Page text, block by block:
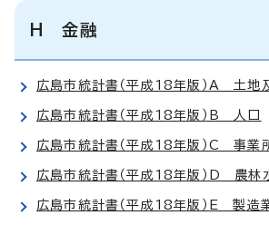
H 金融
広島市統計書（平成18年版）A 土地
広島市統計書（平成18年版）B 人口
広島市統計書（平成18年版）C 事業
広島市統計書（平成18年版）D 農林
広島市統計書（平成18年版）E 製造